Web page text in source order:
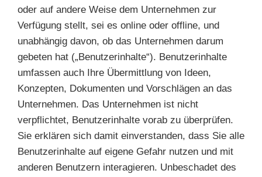
oder auf andere Weise dem Unternehmen zur
Verfügung stellt, sei es online oder offline, und
unabhängig davon, ob das Unternehmen darum
gebeten hat („Benutzerinhalte“). Benutzerinhalte
umfassen auch Ihre Übermittlung von Ideen,
Konzepten, Dokumenten und Vorschlägen an das
Unternehmen. Das Unternehmen ist nicht
verpflichtet, Benutzerinhalte vorab zu überprüfen.
Sie erklären sich damit einverstanden, dass Sie alle
Benutzerinhalte auf eigene Gefahr nutzen und mit
anderen Benutzern interagieren. Unbeschadet des